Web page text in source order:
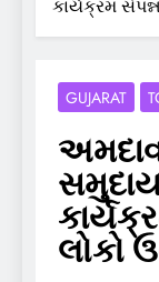
કાર્યક્રમ
GUJARAT
લોકો